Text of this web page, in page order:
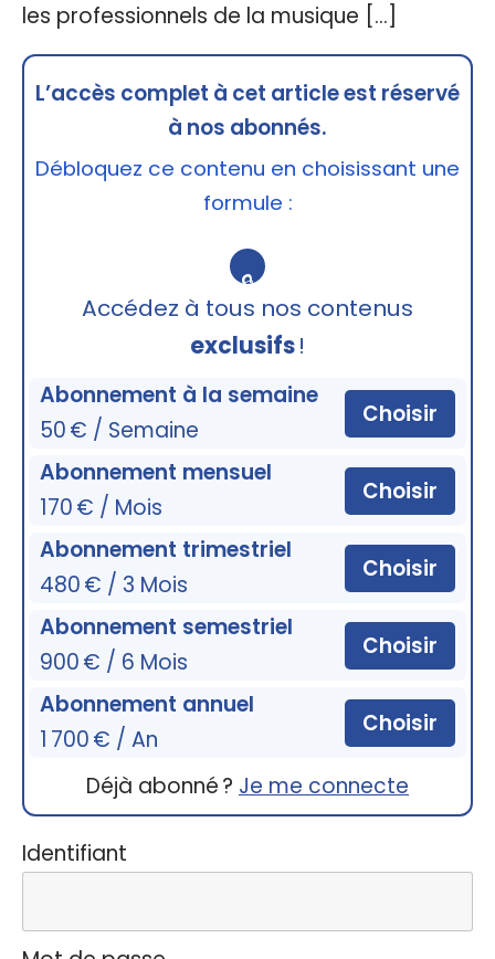
les professionnels de la musique […]
L’accès complet à cet article est réservé
à nos abonnés.
Débloquez ce contenu en choisissant une
formule :
🔒
Accédez à tous nos contenus
exclusifs!
Abonnement à la semaine
50 € / Semaine
Choisir
Abonnement mensuel
170 € / Mois
Choisir
Abonnement trimestriel
480 € / 3 Mois
Choisir
Abonnement semestriel
900 € / 6 Mois
Choisir
Abonnement annuel
1 700 € / An
Choisir
Déjà abonné ? Je me connecte
Identifiant